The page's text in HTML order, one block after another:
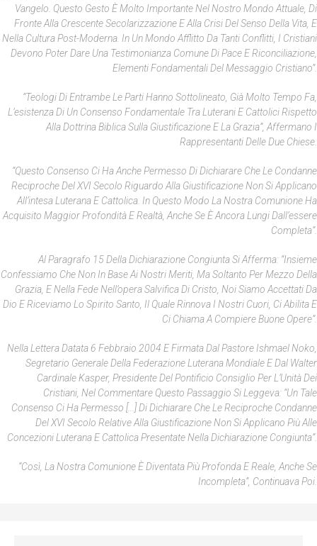
Vangelo. Questo Gesto È Molto Importante Nel Nostro Mondo Attuale, Di
Fronte Alla Crescente Secolarizzazione E Alla Crisi Del Senso Della Vita, E
Nella Cultura Post-Moderna. In Un Mondo Afflitto Da Tanti Conflitti, I Cristiani
Devono Poter Dare Una Testimonianza Comune Di Pace E Riconciliazione,
Elementi Fondamentali Del Messaggio Cristiano”.
“Teologi Di Entrambe Le Parti Hanno Sottolineato, Già Molto Tempo Fa,
L’esistenza Di Un Consenso Fondamentale Tra Luterani E Cattolici Rispetto
Alla Dottrina Biblica Sulla Giustificazione E La Grazia”, Affermano I
Rappresentanti Delle Due Chiese.
“Questo Consenso Ci Ha Anche Permesso Di Dichiarare Che Le Condanne
Reciproche Del XVI Secolo Riguardo Alla Giustificazione Non Si Applicano
All’intesa Luterana E Cattolica. In Questo Modo La Nostra Comunione Ha
Acquisito Maggior Profondità E Realtà, Anche Se È Ancora Lungi Dall’essere
Completa”.
Al Paragrafo 15 Della Dichiarazione Congiunta Si Afferma: “Insieme
Confessiamo Che Non In Base Ai Nostri Meriti, Ma Soltanto Per Mezzo Della
Grazia, E Nella Fede Nell’opera Salvifica Di Cristo, Noi Siamo Accettati Da
Dio E Riceviamo Lo Spirito Santo, Il Quale Rinnova I Nostri Cuori, Ci Abilita E
Ci Chiama A Compiere Buone Opere”.
Nella Lettera Datata 6 Febbraio 2004 E Firmata Dal Pastore Ishmael Noko,
Segretario Generale Della Federazione Luterana Mondiale E Dal Walter
Cardinale Kasper, Presidente Del Pontificio Consiglio Per L’Unità Dei
Cristiani, Nel Commentare Questo Passaggio Si Leggeva: “Un Tale
Consenso Ci Ha Permesso [...] Di Dichiarare Che Le Reciproche Condanne
Del XVI Secolo Relative Alla Giustificazione Non Si Applicano Più Alle
Concezioni Luterana E Cattolica Presentate Nella Dichiarazione Congiunta”.
“Così, La Nostra Comunione È Diventata Più Profonda E Reale, Anche Se
Incompleta”, Continuava Poi.